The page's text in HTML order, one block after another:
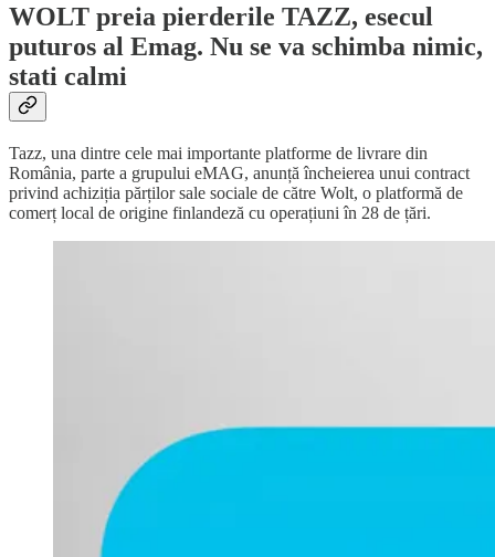
WOLT preia pierderile TAZZ, esecul
puturos al Emag. Nu se va schimba nimic,
stati calmi
Tazz, una dintre cele mai importante platforme de livrare din
România, parte a grupului eMAG, anunță încheierea unui contract
privind achiziția părților sale sociale de către Wolt, o platformă de
comerț local de origine finlandeză cu operațiuni în 28 de țări.